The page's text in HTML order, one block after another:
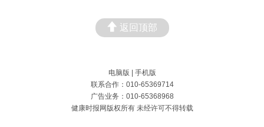
返回顶部
电脑版
手机版
联系合作：010-65369714
广告业务：010-65368968
健康时报网版权所有 未经许可不得转载